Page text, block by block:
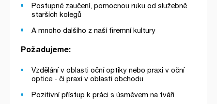
Postupné zaučení, pomocnou ruku od služebně
starších kolegů
A mnoho dalšího z naší firemní kultury
Požadujeme:
Vzdělání v oblasti oční optiky nebo praxi v oční
optice - či praxi v oblasti obchodu
Pozitivní přístup k práci s úsměvem na tváři